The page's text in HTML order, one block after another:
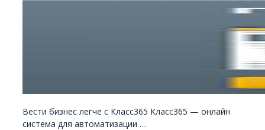
Вести бизнес легче с Класс365 Класс365 — онлайн
система для автоматизации …